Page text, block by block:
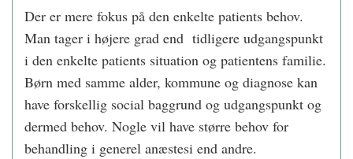
Der er mere fokus på den enkelte patients behov.
Man tager i højere grad end tidligere udgangspunkt
i den enkelte patients situation og patientens familie.
Børn med samme alder, kommune og diagnose kan
have forskellig social baggrund og udgangspunkt og
dermed behov. Nogle vil have større behov for
behandling i generel anæstesi end andre.